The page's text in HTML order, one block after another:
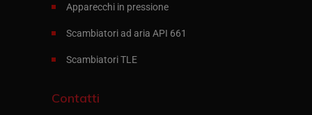
Apparecchi in pressione
Scambiatori ad aria API 661
Scambiatori TLE
Contatti